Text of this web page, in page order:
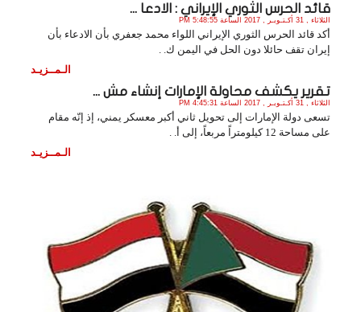
قائد الحرس الثوري الإيراني : الادعا ...
الثلاثاء , 31 أكـتـوبـر , 2017 الساعة 5:48:55 PM
أكد قائد الحرس الثوري الإيراني اللواء محمد جعفري بأن الادعاء بأن
إيران تقف حائلا دون الحل في اليمن ك. .
الـمــزيـد
تقرير يكشف محاولة الإمارات إنشاء مش ...
الثلاثاء , 31 أكـتـوبـر , 2017 الساعة 4:45:31 PM
تسعى دولة الإمارات إلى تحويل ثاني أكبر معسكر يمني، إذ إنّه مقام
على مساحة 12 كيلومتراً مربعاً، إلى أ. .
الـمــزيـد